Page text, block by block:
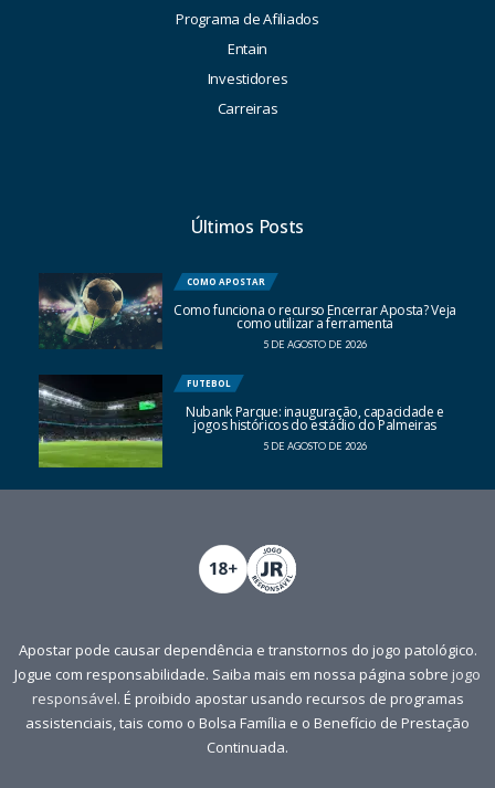
Programa de Afiliados
Entain
Investidores
Carreiras
Últimos Posts
COMO APOSTAR
Como funciona o recurso Encerrar Aposta? Veja
como utilizar a ferramenta
5 DE AGOSTO DE 2026
FUTEBOL
Nubank Parque: inauguração, capacidade e
jogos históricos do estádio do Palmeiras
5 DE AGOSTO DE 2026
Apostar pode causar dependência e transtornos do jogo patológico.
Jogue com responsabilidade. Saiba mais em nossa página sobre jogo
responsável. É proibido apostar usando recursos de programas
assistenciais, tais como o Bolsa Família e o Benefício de Prestação
Continuada.